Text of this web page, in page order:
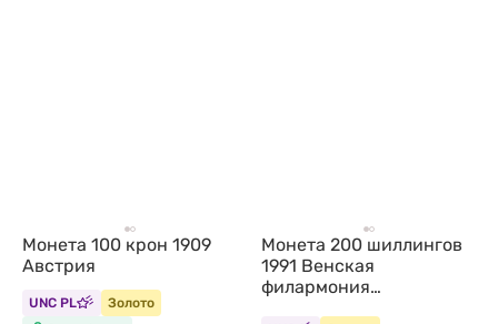
Монета 100 крон 1909
Австрия
UNC PL
Золото
Монета 200 шиллингов
1991 Венская
филармония